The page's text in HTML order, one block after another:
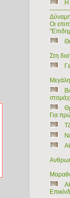
Η
Οι
Στη
Για